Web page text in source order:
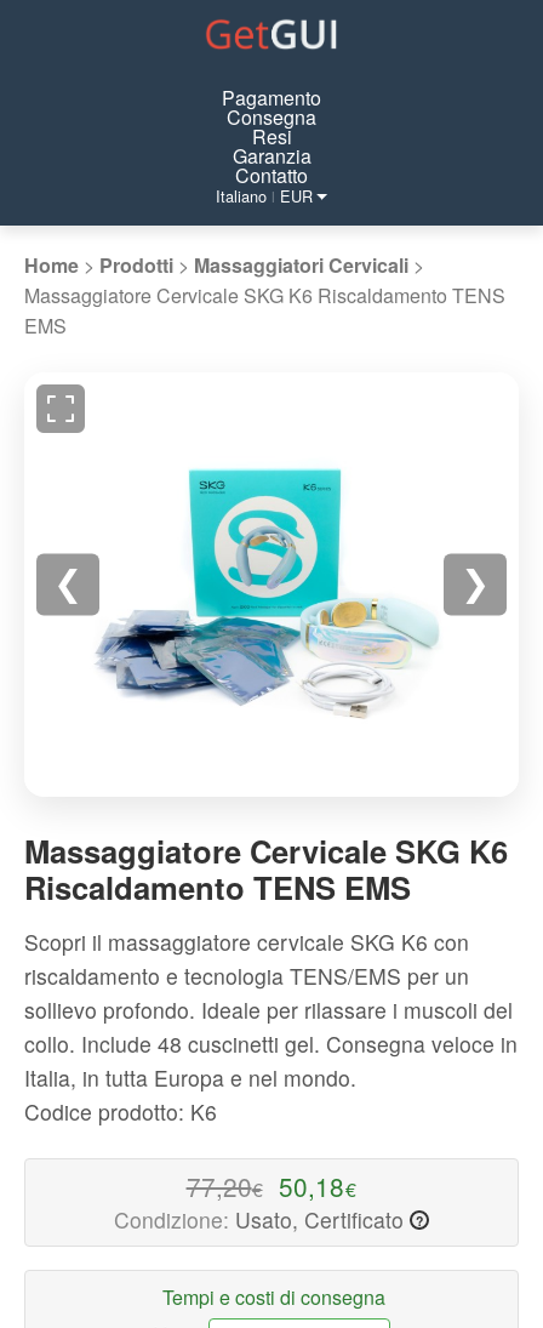
Pagamento
Consegna
Resi
Garanzia
Contatto
Italiano | EUR
Home > Prodotti > Massaggiatori Cervicali >
Massaggiatore Cervicale SKG K6 Riscaldamento TENS
EMS
❮ ❯
Cervicale
SKG
K6
Riscaldamento
TENS
EMS
-
Alta
qualità
Massaggiatori
spedizione
Massaggiatore Cervicale SKG K6
Riscaldamento TENS EMS
Scopri il massaggiatore cervicale SKG K6 con
riscaldamento e tecnologia TENS/EMS per un
sollievo profondo. Ideale per rilassare i muscoli del
collo. Include 48 cuscinetti gel. Consegna veloce in
Italia, in tutta Europa e nel mondo.
Codice prodotto: K6
77,20€ 50,18€
Condizione: Usato, Certificato ?
Tempi e costi di consegna